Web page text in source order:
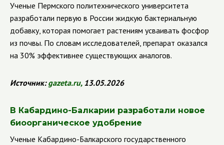
Ученые Пермского политехнического университета
разработали первую в России жидкую бактериальную
добавку, которая помогает растениям усваивать фосфор
из почвы. По словам исследователей, препарат оказался
на 30% эффективнее существующих аналогов.
Источник: gazeta.ru,13.05.2026
В Кабардино-Балкарии разработали новое
биоорганическое удобрение
Ученые Кабардино-Балкарского государственного